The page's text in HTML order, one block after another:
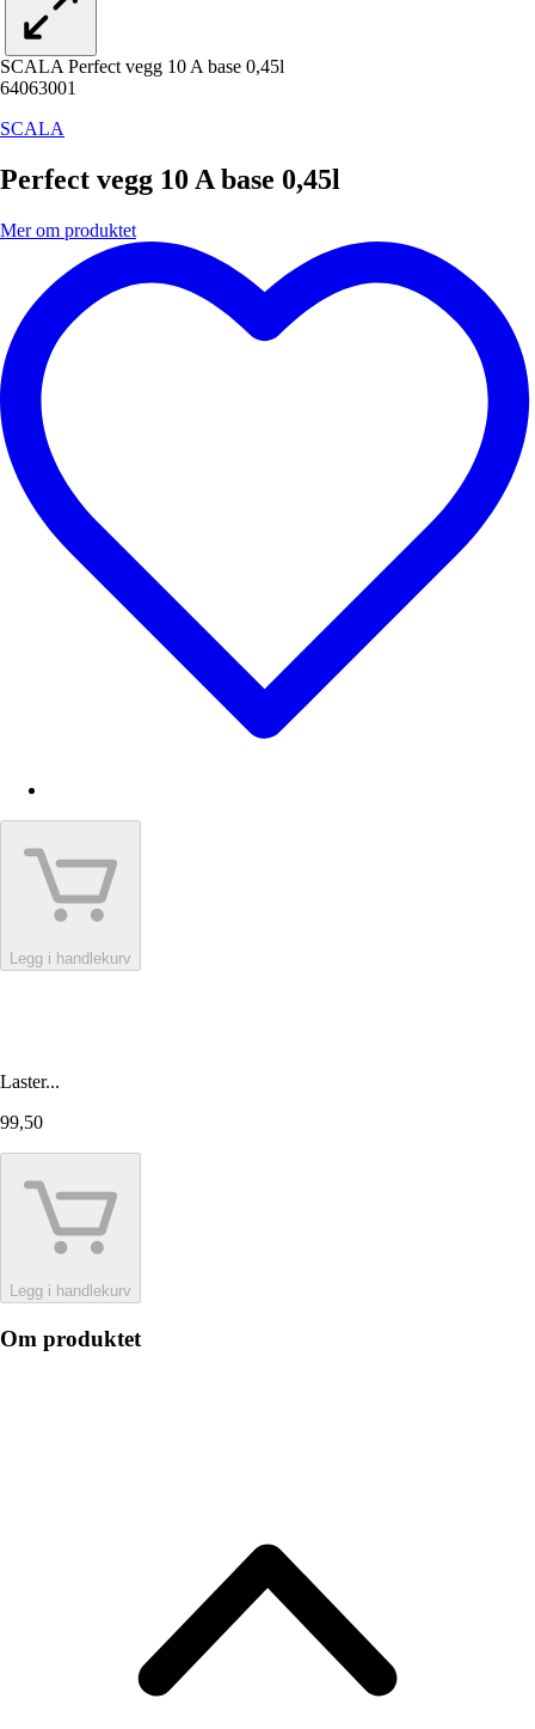
SCALA Perfect vegg 10 A base 0,45l
64063001
SCALA
Perfect vegg 10 A base 0,45l
Mer om produktet
Legg i handlekurv
Laster...
99,50
Legg i handlekurv
Om produktet